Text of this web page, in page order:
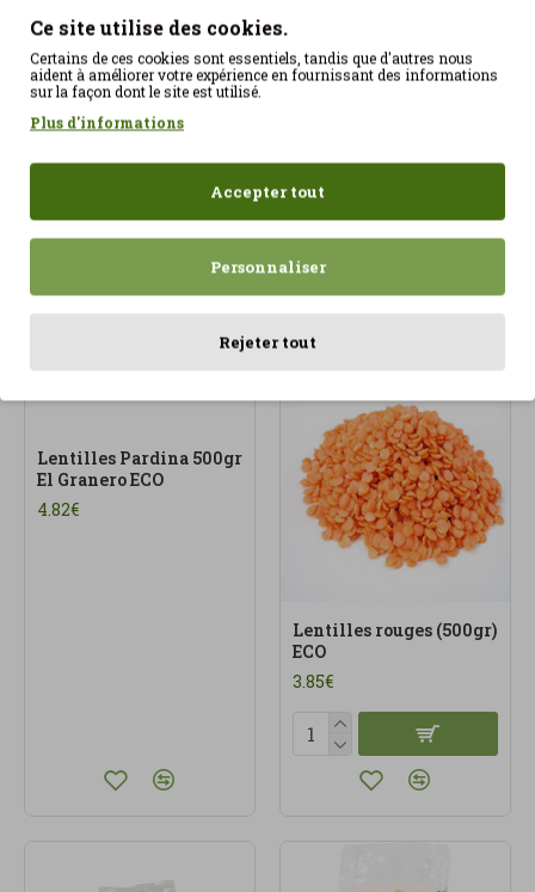
Lentilles Pardina
Lentilles Pardina 500g
La Grana ECO
Lentilles Pardina 500gr
El Granero ECO
4.82€
Lentilles rouges (500gr)
ECO
3.85€
Ce site utilise des cookies.
Certains de ces cookies sont essentiels, tandis que d'autres nous
aident à améliorer votre expérience en fournissant des informations
sur la façon dont le site est utilisé.
Plus d'informations
Accepter tout
Personnaliser
Rejeter tout